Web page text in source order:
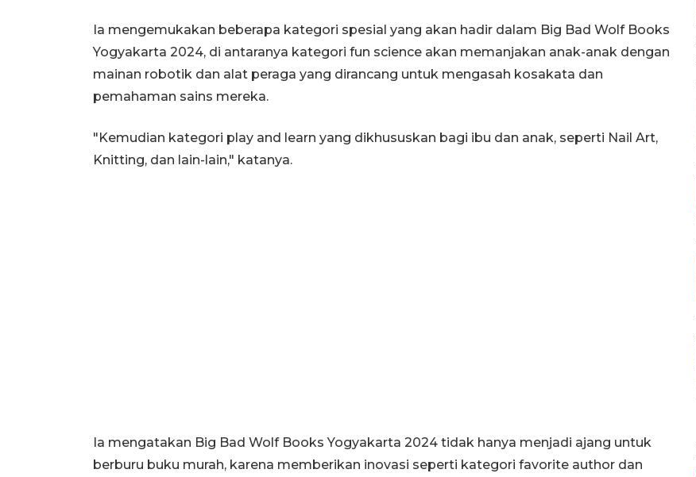
Ia mengemukakan beberapa kategori spesial yang akan hadir dalam Big Bad Wolf Books
Yogyakarta 2024, di antaranya kategori fun science akan memanjakan anak-anak dengan
mainan robotik dan alat peraga yang dirancang untuk mengasah kosakata dan
pemahaman sains mereka.
"Kemudian kategori play and learn yang dikhususkan bagi ibu dan anak, seperti Nail Art,
Knitting, dan lain-lain," katanya.
Ia mengatakan Big Bad Wolf Books Yogyakarta 2024 tidak hanya menjadi ajang untuk
berburu buku murah, karena memberikan inovasi seperti kategori favorite author dan